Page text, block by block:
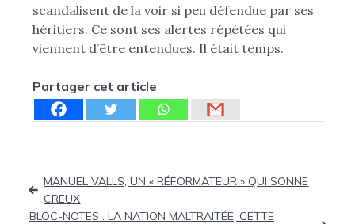
scandalisent de la voir si peu défendue par ses
héritiers. Ce sont ses alertes répétées qui
viennent d’être entendues. Il était temps.
Partager cet article
Navigation
de
MANUEL VALLS, UN « RÉFORMATEUR » QUI SONNE
CREUX
BLOC-NOTES : LA NATION MALTRAITÉE, CETTE